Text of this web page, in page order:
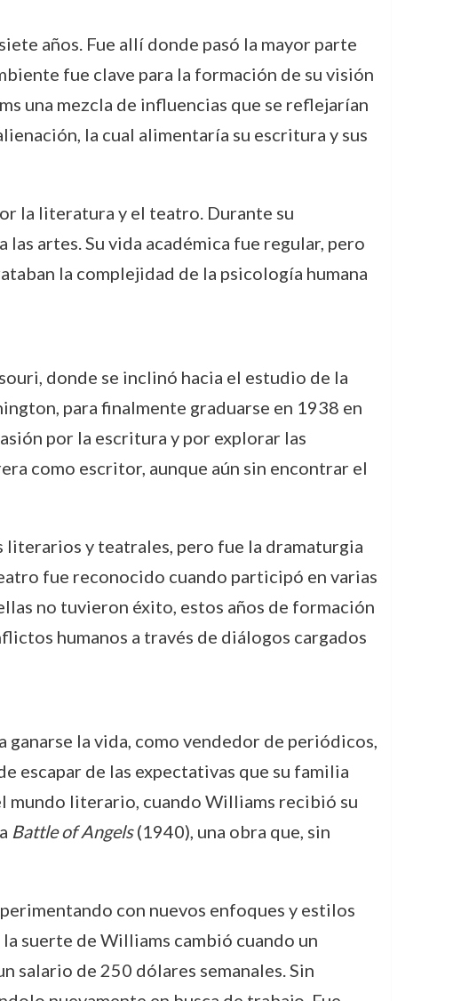
años. Fue allí donde pasó la mayor parte
fue clave para la formación de su visión
una mezcla de influencias que se reflejarían
la cual alimentaría su escritura y sus
la literatura y el teatro. Durante su
artes. Su vida académica fue regular, pero
la complejidad de la psicología humana
donde se inclinó hacia el estudio de la
para finalmente graduarse en 1938 en
por la escritura y por explorar las
como escritor, aunque aún sin encontrar el
y teatrales, pero fue la dramaturgia
fue reconocido cuando participó en varias
no tuvieron éxito, estos años de formación
humanos a través de diálogos cargados
ganarse la vida, como vendedor de periódicos,
escapar de las expectativas que su familia
mundo literario, cuando Williams recibió su
Battle of Angels(1940), una obra que, sin
con nuevos enfoques y estilos
suerte de Williams cambió cuando un
de 250 dólares semanales. Sin